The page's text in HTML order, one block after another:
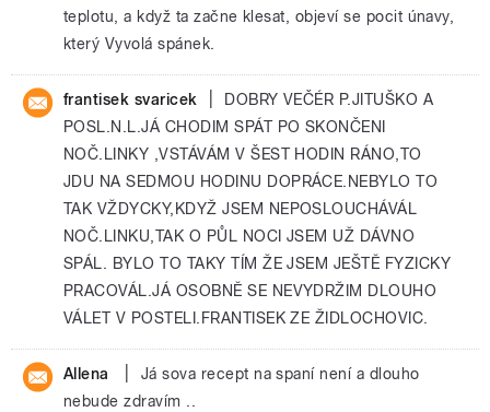
teplotu, a když ta začne klesat, objeví se pocit únavy,
který Vyvolá spánek.
frantisek svaricek
DOBRY VEČÉR P.JITUŠKO A
POSL.N.L.JÁ CHODIM SPÁT PO SKONČENI
NOČ.LINKY ,VSTÁVÁM V ŠEST HODIN RÁNO,TO
JDU NA SEDMOU HODINU DOPRÁCE.NEBYLO TO
TAK VŽDYCKY,KDYŽ JSEM NEPOSLOUCHÁVÁL
NOČ.LINKU,TAK O PŮL NOCI JSEM UŽ DÁVNO
SPÁL. BYLO TO TAKY TÍM ŽE JSEM JEŠTĚ FYZICKY
PRACOVÁL.JÁ OSOBNĚ SE NEVYDRŽIM DLOUHO
VÁLET V POSTELI.FRANTISEK ZE ŽIDLOCHOVIC.
Allena
Já sova recept na spaní není a dlouho
nebude zdravím ..